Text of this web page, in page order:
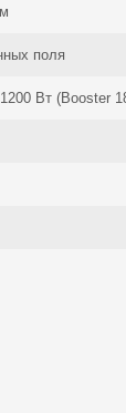
поля
Вт (Booster